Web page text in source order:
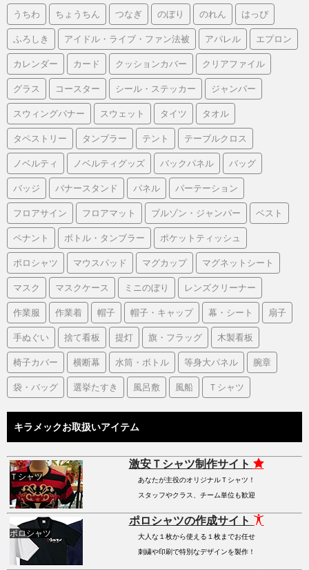
うちわ ちょうちん つなぎ のぼり のれん はっぴ
ふろしき アイドル・ライブ・ファン法被 アパレル エプロン
カレンダー カード クッションカバー クリアファイル
グラス コースター シール・ステッカー ジャンパー
スウィングバナー スウェット タイツ タオル
タペストリー タンブラー テント テーブルクロス
ノベルティ ノベルティグッズ バックパネル バッグ
バッジ バナースタンド パネル パーテーション
フロアサイン フロアマット ブルゾン・ジャンパー ベスト
ペナント ボトル・タンブラー ポケットティッシュ
ポロシャツ マウスパッド マグカップ マグネットシート
マスク マスクケース ミニのぼり レンズクリーナー
作業服 作業着 帽子 帽子・キャップ 幕・シート 扇子
手ぬぐい 捨て看板 提灯 旗・フラッグ 木製看板
椅子カバー 横断幕 水筒・ボトル 等身大パネル 腕章
袋・バッグ 選挙たすき 風呂敷 風船 Ｔシャツ
キラメックお取扱いアイテム
Ｔシャツ
激安Ｔシャツ制作サイト
あなたが主役のオリジナルＴシャツ！
スタッフやクラス、チーム単位も歓迎
ポロシャツ
ポロシャツの作成サイト
大人な１枚から使える１枚までお任せ
刺繍や印刷で特別なデザインを製作！